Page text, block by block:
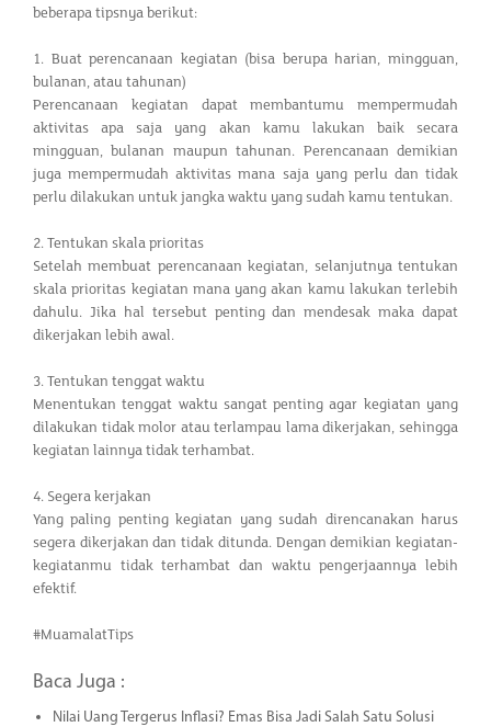
beberapa tipsnya berikut:
1. Buat perencanaan kegiatan (bisa berupa harian, mingguan,
bulanan, atau tahunan)
Perencanaan kegiatan dapat membantumu mempermudah
aktivitas apa saja yang akan kamu lakukan baik secara
mingguan, bulanan maupun tahunan. Perencanaan demikian
juga mempermudah aktivitas mana saja yang perlu dan tidak
perlu dilakukan untuk jangka waktu yang sudah kamu tentukan.
2. Tentukan skala prioritas
Setelah membuat perencanaan kegiatan, selanjutnya tentukan
skala prioritas kegiatan mana yang akan kamu lakukan terlebih
dahulu. Jika hal tersebut penting dan mendesak maka dapat
dikerjakan lebih awal.
3. Tentukan tenggat waktu
Menentukan tenggat waktu sangat penting agar kegiatan yang
dilakukan tidak molor atau terlampau lama dikerjakan, sehingga
kegiatan lainnya tidak terhambat.
4. Segera kerjakan
Yang paling penting kegiatan yang sudah direncanakan harus
segera dikerjakan dan tidak ditunda. Dengan demikian kegiatan-
kegiatanmu tidak terhambat dan waktu pengerjaannya lebih
efektif.
#MuamalatTips
Baca Juga :
Nilai Uang Tergerus Inflasi? Emas Bisa Jadi Salah Satu Solusi